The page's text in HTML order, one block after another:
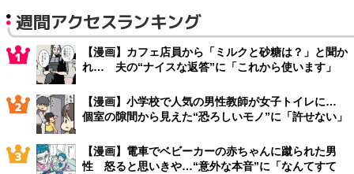
週間アクセスランキング
【漫画】カフェ店員から「ミルクと砂糖は？」と聞か
れ… 夫の“ナイスな返答”に「これから使います」
【漫画】小学校で人気の男性教師が女子トイレに…
個室の隙間から見えた“恐ろしいモノ”に「許せない」
【漫画】電車でベビーカーの赤ちゃんに蹴られた男
性 怒ると思いきや…“意外な本音”に「なんてすて